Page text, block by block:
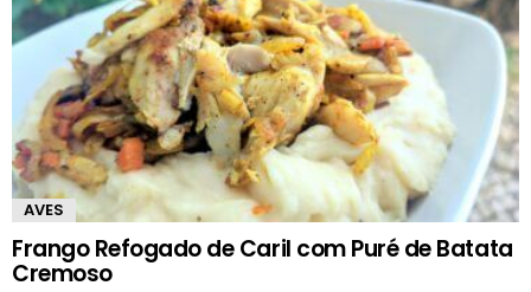
AVES
Frango Refogado de Caril com Puré de Batata
Cremoso